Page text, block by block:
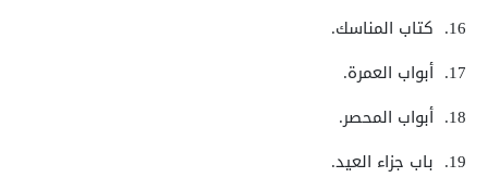
16. كتاب المناسك.
17. أبواب العمرة.
18. أبواب المحصر.
19. باب جزاء العيد.